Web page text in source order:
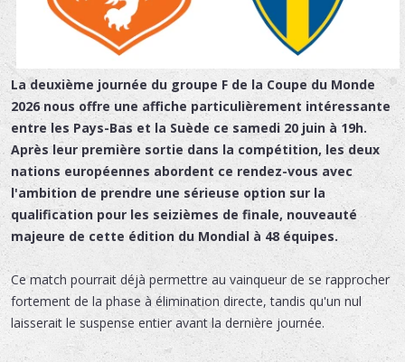
La deuxième journée du groupe F de la Coupe du Monde
2026 nous offre une affiche particulièrement intéressante
entre les Pays-Bas et la Suède ce samedi 20 juin à 19h.
Après leur première sortie dans la compétition, les deux
nations européennes abordent ce rendez-vous avec
l'ambition de prendre une sérieuse option sur la
qualification pour les seizièmes de finale, nouveauté
majeure de cette édition du Mondial à 48 équipes.
Ce match pourrait déjà permettre au vainqueur de se rapprocher
fortement de la phase à élimination directe, tandis qu'un nul
laisserait le suspense entier avant la dernière journée.